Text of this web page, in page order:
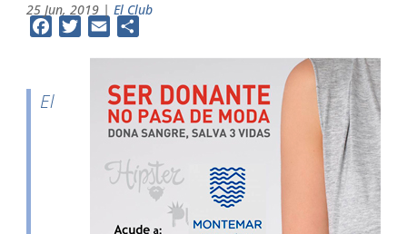
25 Jun, 2019 |El Club
FacebookTwitterEmail
El